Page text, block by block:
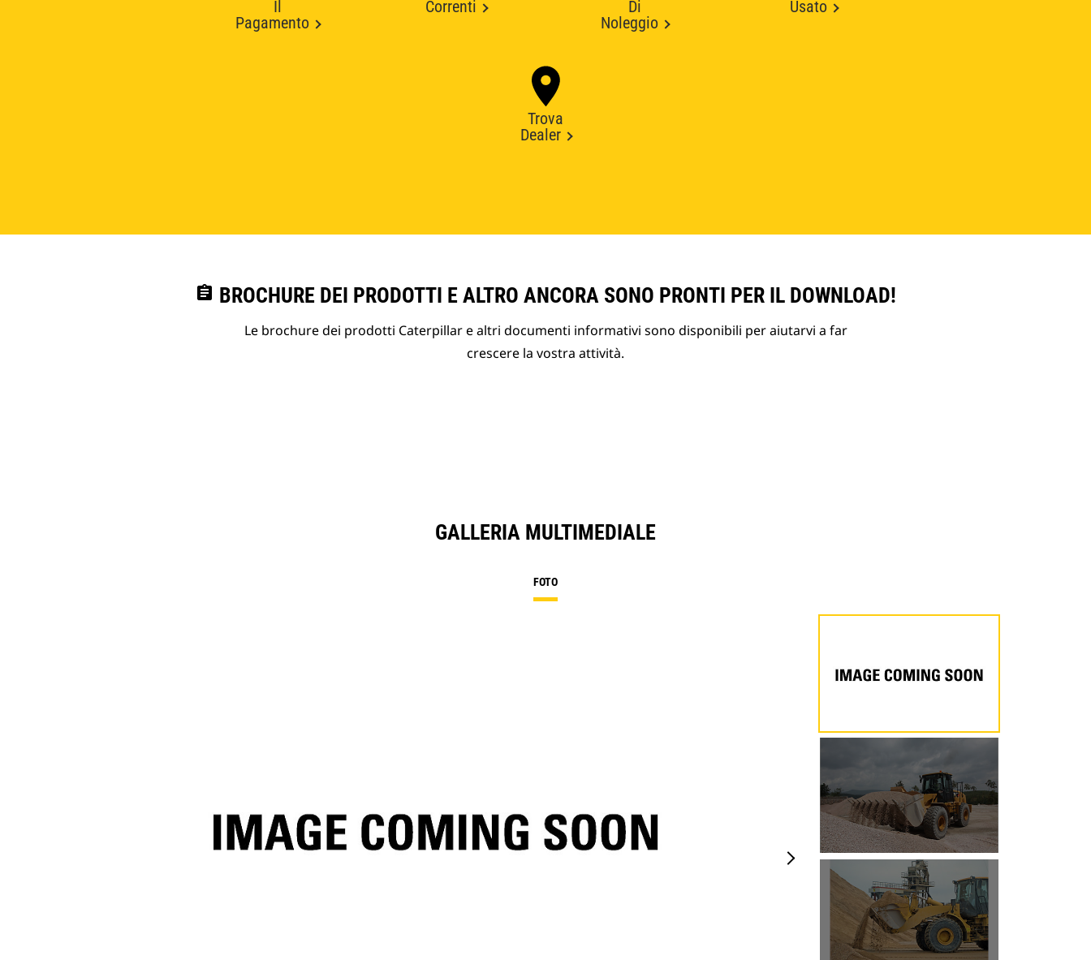
Il
Pagamento
Correnti
Di
Noleggio
Usato
Trova
Dealer
assignment BROCHURE DEI PRODOTTI E ALTRO ANCORA SONO PRONTI PER IL DOWNLOAD!
Le brochure dei prodotti Caterpillar e altri documenti informativi sono disponibili per aiutarvi a far
crescere la vostra attività.
GALLERIA MULTIMEDIALE
FOTO